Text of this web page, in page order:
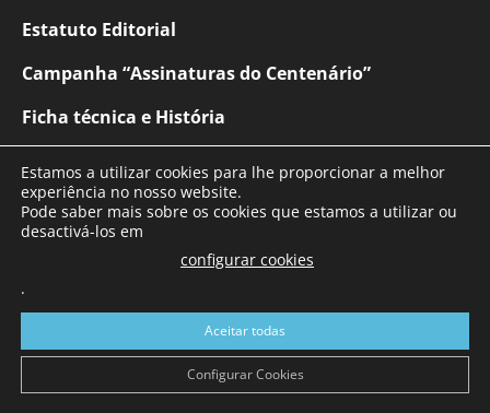
Estatuto Editorial
Campanha “Assinaturas do Centenário”
Ficha técnica e História
Newsletters
Estamos a utilizar cookies para lhe proporcionar a melhor
experiência no nosso website.
Pode saber mais sobre os cookies que estamos a utilizar ou
desactivá-los em
configurar cookies
.
Aceitar todas
Configurar Cookies